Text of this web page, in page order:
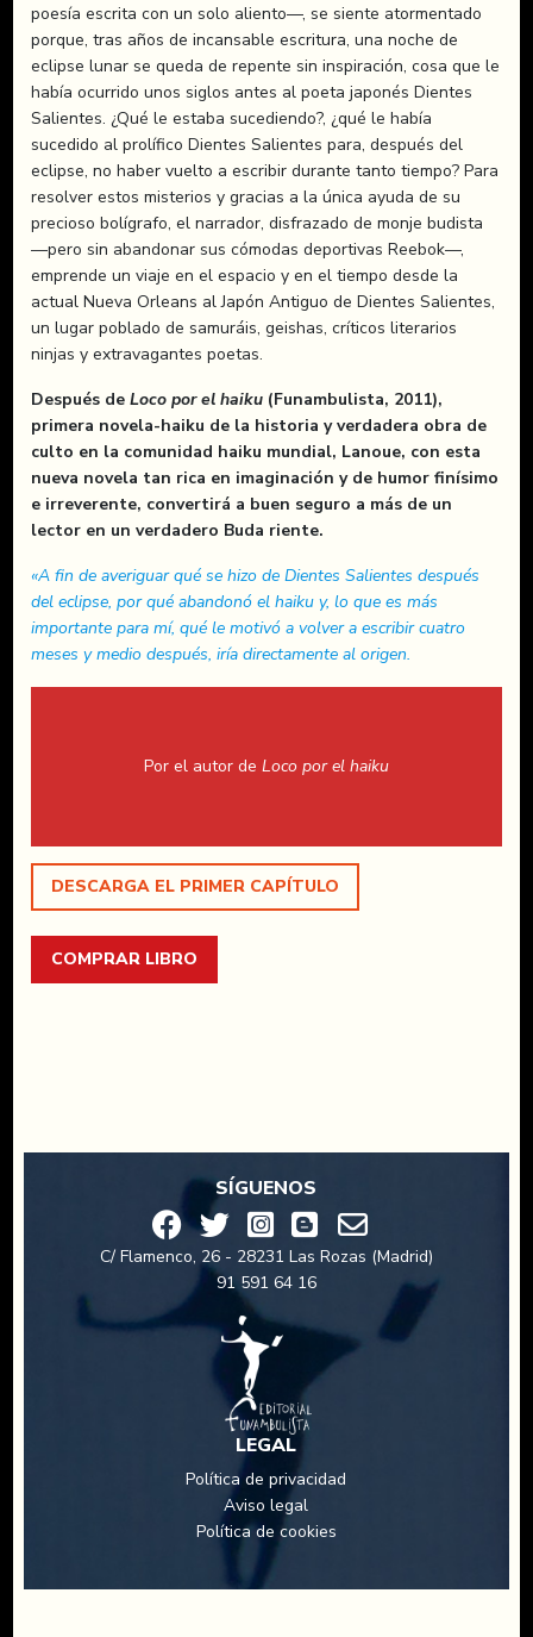
poesía escrita con un solo aliento—, se siente atormentado
porque, tras años de incansable escritura, una noche de
eclipse lunar se queda de repente sin inspiración, cosa que le
había ocurrido unos siglos antes al poeta japonés Dientes
Salientes. ¿Qué le estaba sucediendo?, ¿qué le había
sucedido al prolífico Dientes Salientes para, después del
eclipse, no haber vuelto a escribir durante tanto tiempo? Para
resolver estos misterios y gracias a la única ayuda de su
precioso bolígrafo, el narrador, disfrazado de monje budista
—pero sin abandonar sus cómodas deportivas Reebok—,
emprende un viaje en el espacio y en el tiempo desde la
actual Nueva Orleans al Japón Antiguo de Dientes Salientes,
un lugar poblado de samuráis, geishas, críticos literarios
ninjas y extravagantes poetas.
Después de Loco por el haiku (Funambulista, 2011),
primera novela-haiku de la historia y verdadera obra de
culto en la comunidad haiku mundial, Lanoue, con esta
nueva novela tan rica en imaginación y de humor finísimo
e irreverente, convertirá a buen seguro a más de un
lector en un verdadero Buda riente.
«A fin de averiguar qué se hizo de Dientes Salientes después
del eclipse, por qué abandonó el haiku y, lo que es más
importante para mí, qué le motivó a volver a escribir cuatro
meses y medio después, iría directamente al origen.
Por el autor de Loco por el haiku
DESCARGA EL PRIMER CAPÍTULO
COMPRAR LIBRO
SÍGUENOS
C/ Flamenco, 26 - 28231 Las Rozas (Madrid)
91 591 64 16
LEGAL
Política de privacidad
Aviso legal
Política de cookies